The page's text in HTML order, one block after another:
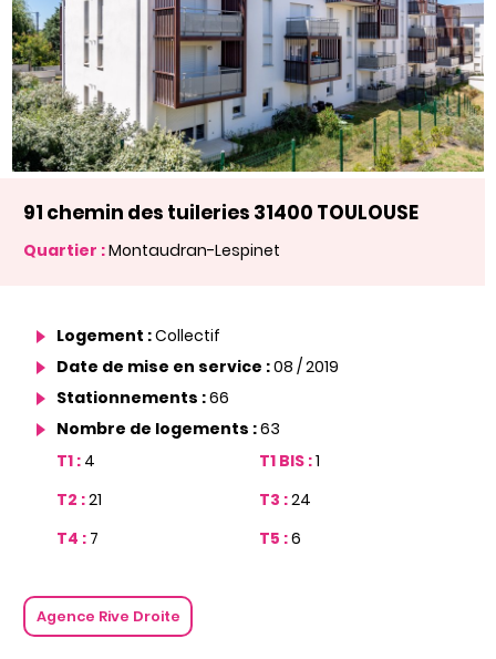
91 chemin des tuileries 31400 TOULOUSE
Quartier :Montaudran-Lespinet
Logement :Collectif
Date de mise en service :08 / 2019
Stationnements :66
Nombre de logements :63
T1 : 4 T1 BIS :1
T2 :21 T3 :24
T4 : 7 T5 :6
Agence Rive Droite